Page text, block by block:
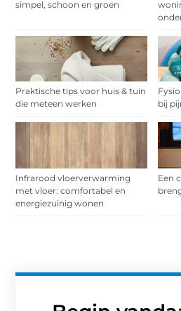
simpel, schoon en groen
Praktische tips voor huis & tuin
die meteen werken
bij
Infrarood vloerverwarming
met vloer: comfortabel en
energiezuinig wonen
Een